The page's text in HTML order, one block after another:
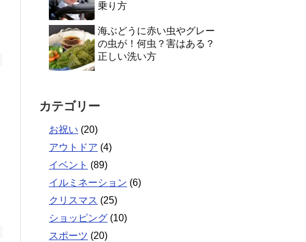
乗り方
海ぶどうに赤い虫やグレー
の虫が！何虫？害はある？
正しい洗い方
カテゴリー
お祝い (20)
アウトドア (4)
イベント (89)
イルミネーション (6)
クリスマス (25)
ショッピング (10)
スポーツ (20)